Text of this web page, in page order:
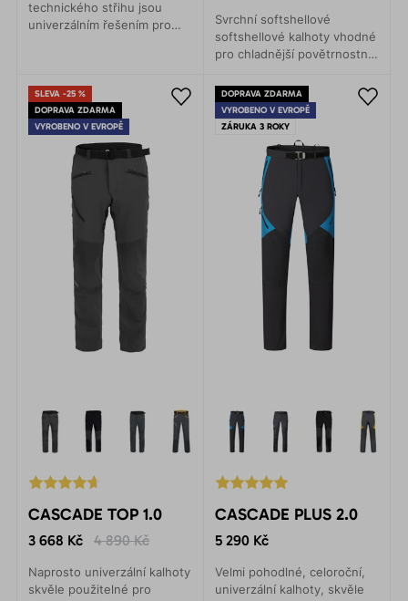
technického střihu jsou
univerzálním řešením pro
Svrchní softshellové
softshellové kalhoty vhodné
pro chladnější povětrnostní
pohyb v horách,
skialpinismus a lyžování.
SLEVA -25 %
DOPRAVA ZDARMA
VYROBENO V EVROPĚ
CASCADE TOP 1.0
3 668 Kč 4 890 Kč
Naprosto univerzální kalhoty
skvěle použitelné pro
DOPRAVA ZDARMA
VYROBENO V EVROPĚ
ZÁRUKA 3 ROKY
CASCADE PLUS 2.0
5 290 Kč
Velmi pohodlné, celoroční,
univerzální kalhoty, skvěle